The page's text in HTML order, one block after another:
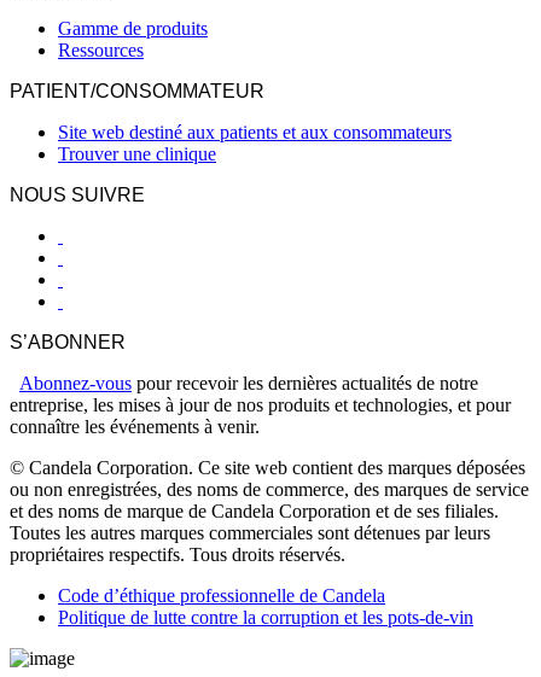
Gamme de produits
Ressources
PATIENT/CONSOMMATEUR
Site web destiné aux patients et aux consommateurs
Trouver une clinique
NOUS SUIVRE
S’ABONNER
Abonnez-vous pour recevoir les dernières actualités de notre
entreprise, les mises à jour de nos produits et technologies, et pour
connaître les événements à venir.
© Candela Corporation. Ce site web contient des marques déposées
ou non enregistrées, des noms de commerce, des marques de service
et des noms de marque de Candela Corporation et de ses filiales.
Toutes les autres marques commerciales sont détenues par leurs
propriétaires respectifs. Tous droits réservés.
Code d’éthique professionnelle de Candela
Politique de lutte contre la corruption et les pots-de-vin